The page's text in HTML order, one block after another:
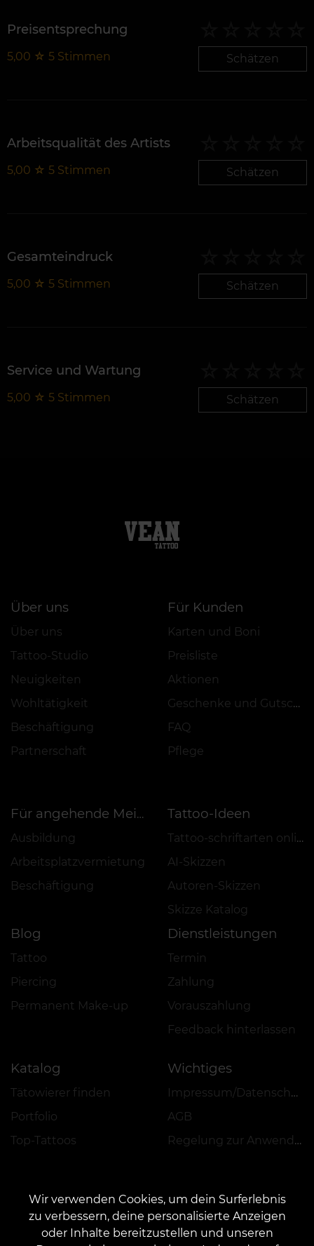
Preisentsprechung
5,00 ☆ 5 Stimmen Schätzen
Arbeitsqualität des Artists
5,00 ☆ 5 Stimmen Schätzen
Gesamteindruck
5,00 ☆ 5 Stimmen Schätzen
Service und Wartung
5,00 ☆ 5 Stimmen Schätzen
Über uns
Über uns
Tattoo-Studio
Neuigkeiten
Wohltätigkeit
Beschäftigung
Partnerschaft
Für Kunden
Karten und Boni
Preisliste
Aktionen
Geschenke und Gutscheine
FAQ
Pflege
Für angehende Meister
Ausbildung
Arbeitsplatzvermietung
Beschäftigung
Tattoo-Ideen
Tattoo-schriftarten online
AI-Skizzen
Autoren-Skizzen
Skizze Katalog
Blog
Tattoo
Piercing
Permanent Make-up
Dienstleistungen
Termin
Zahlung
Vorauszahlung
Feedback hinterlassen
Katalog
Tätowierer finden
Portfolio
Top-Tattoos
Wichtiges
Impressum/Datenschutz
AGB
Regelung zur Anwendung von Aktionen, Rabatten und VEAN COINS
KONTAKT
Wir verwenden Cookies, um dein Surferlebnis
zu verbessern, deine personalisierte Anzeigen
oder Inhalte bereitzustellen und unseren